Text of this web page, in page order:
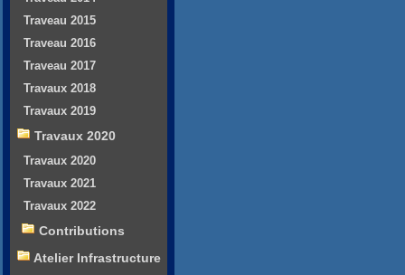
Traveau 2015
Traveau 2016
Traveau 2017
Travaux 2018
Travaux 2019
Travaux 2020
Travaux 2020
Travaux 2021
Travaux 2022
Contributions
Atelier Infrastructure